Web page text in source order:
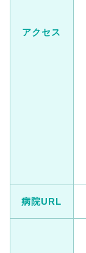
アクセス
病院URL